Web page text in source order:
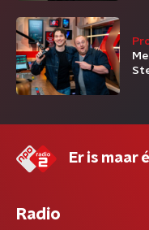
Er is maar
Radio